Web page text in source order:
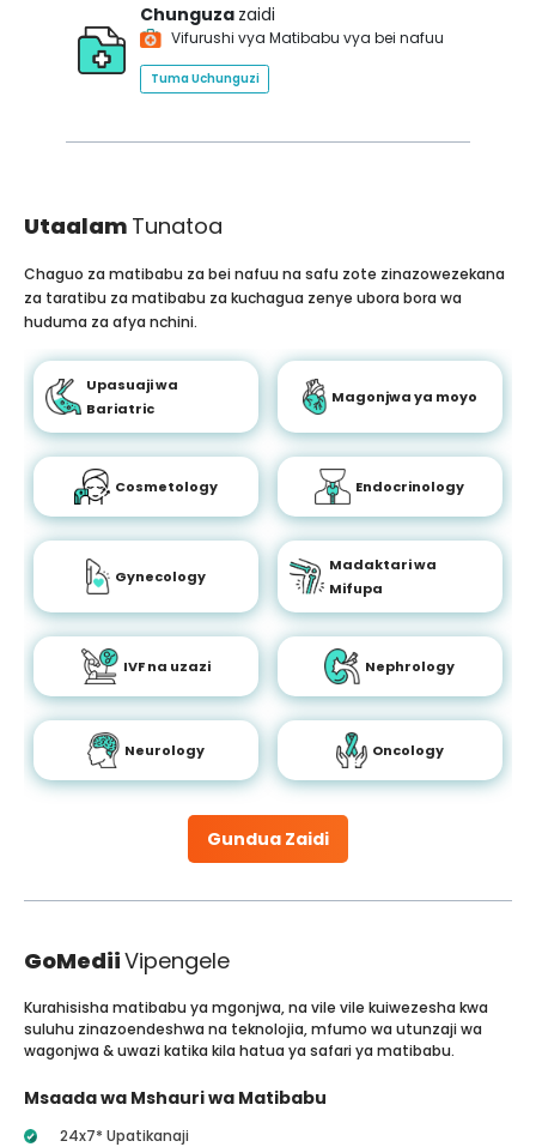
Chunguza zaidi
Vifurushi vya Matibabu vya bei nafuu
Tuma Uchunguzi
Utaalam Tunatoa
Gundua Zaidi
Chaguo za matibabu za bei nafuu na safu zote zinazowezekana
za taratibu za matibabu za kuchagua zenye ubora bora wa
huduma za afya nchini.
Upasuaji wa
Bariatric
Magonjwa ya moyo
Cosmetology Endocrinology
Gynecology
Madaktari wa
Mifupa
IVF na uzazi Nephrology
Neurology Oncology
GoMediiVipengele
Kurahisisha matibabu ya mgonjwa, na vile vile kuiwezesha kwa
suluhu zinazoendeshwa na teknolojia, mfumo wa utunzaji wa
wagonjwa & uwazi katika kila hatua ya safari ya matibabu.
Msaada wa Mshauri wa Matibabu
24x7* Upatikanaji